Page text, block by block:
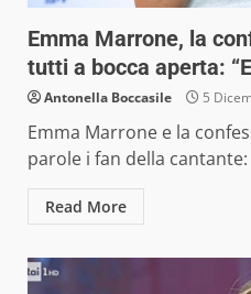
Emma Marrone, la
tutti a bocca aperta:
Antonella Boccasile 5
Emma Marrone e la
parole i fan della
Read More